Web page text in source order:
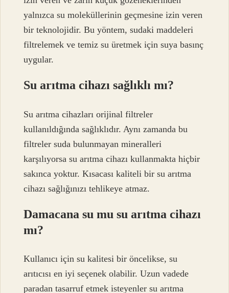
yalnızca su moleküllerinin geçmesine izin veren
bir teknolojidir. Bu yöntem, sudaki maddeleri
filtrelemek ve temiz su üretmek için suya basınç
uygular.
Su arıtma cihazı sağlıklı mı?
Su arıtma cihazları orijinal filtreler
kullanıldığında sağlıklıdır. Aynı zamanda bu
filtreler suda bulunmayan mineralleri
karşılıyorsa su arıtma cihazı kullanmakta hiçbir
sakınca yoktur. Kısacası kaliteli bir su arıtma
cihazı sağlığınızı tehlikeye atmaz.
Damacana su mu su arıtma cihazı
mı?
Kullanıcı için su kalitesi bir öncelikse, su
arıtıcısı en iyi seçenek olabilir. Uzun vadede
paradan tasarruf etmek isteyenler su arıtma